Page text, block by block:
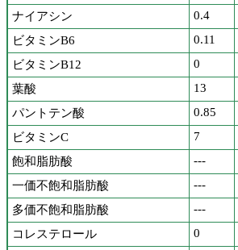
ナイアシン
0.4
ビタミンB6
0.11
ビタミンB12
0
葉酸
13
パントテン酸
0.85
ビタミンC
7
飽和脂肪酸
---
一価不飽和脂肪酸
---
多価不飽和脂肪酸
---
コレステロール
0